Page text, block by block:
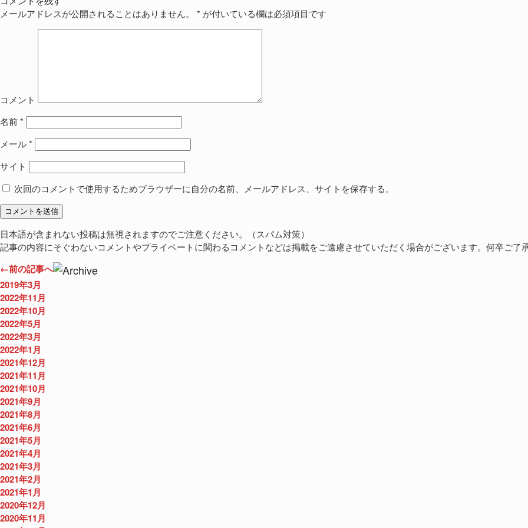
メールアドレスが公開されることはありません。
* が付いている欄は必須項目です
コメント
名前*
メール*
サイト
次回のコメントで使用するためブラウザーに自分の名前、メールアドレス、サイトを保存する。
日本語が含まれない投稿は無視されますのでご注意ください。（スパム対策）
記事の内容にそぐわないコメントやプライベートに関わるコメントなどは掲載をご遠慮させていただく場合がございます。何卒ご了
←前の記事へ
2019年3月
2022年11月
2022年10月
2022年5月
2022年3月
2022年1月
2021年12月
2021年11月
2021年10月
2021年9月
2021年8月
2021年6月
2021年5月
2021年4月
2021年3月
2021年2月
2021年1月
2020年12月
2020年11月